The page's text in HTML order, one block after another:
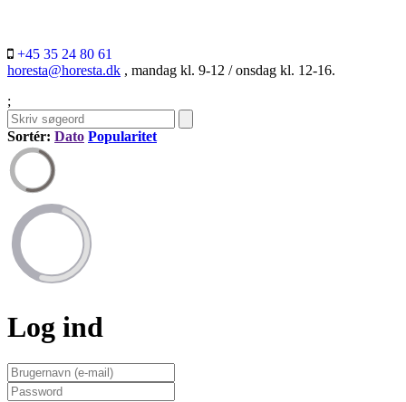
+45 35 24 80 61
horesta@horesta.dk , mandag kl. 9-12 / onsdag kl. 12-16.
;
Sortér: Dato Popularitet
Log ind